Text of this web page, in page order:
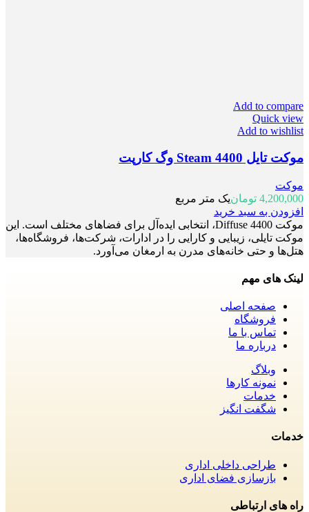
Add to compare
Quick view
Add to wishlist
موکت تایل 4400 Steam وگ کارپت
موکت
4,200,000 تومانیک متر مربع
افزودن به سبد خرید
موکت Diffuse 4400، انتخابی ایده‌آل برای فضاهای مختلف است. این
موکت تایلی، زیبایی و کارایی را در ادارات، شرکت‌ها، فروشگاه‌ها،
هتل‌ها و حتی خانه‌های مدرن به ارمغان می‌آورد.
لینک های مهم
صفحه اصلی
فروشگاه
تماس با ما
درباره ما
وبلاگ
نمونه کارها
خدمات
شگفت انگیز
خدمات
طراحی داخلی اداری
بازسازی فضای اداری
راه های ارتباطی